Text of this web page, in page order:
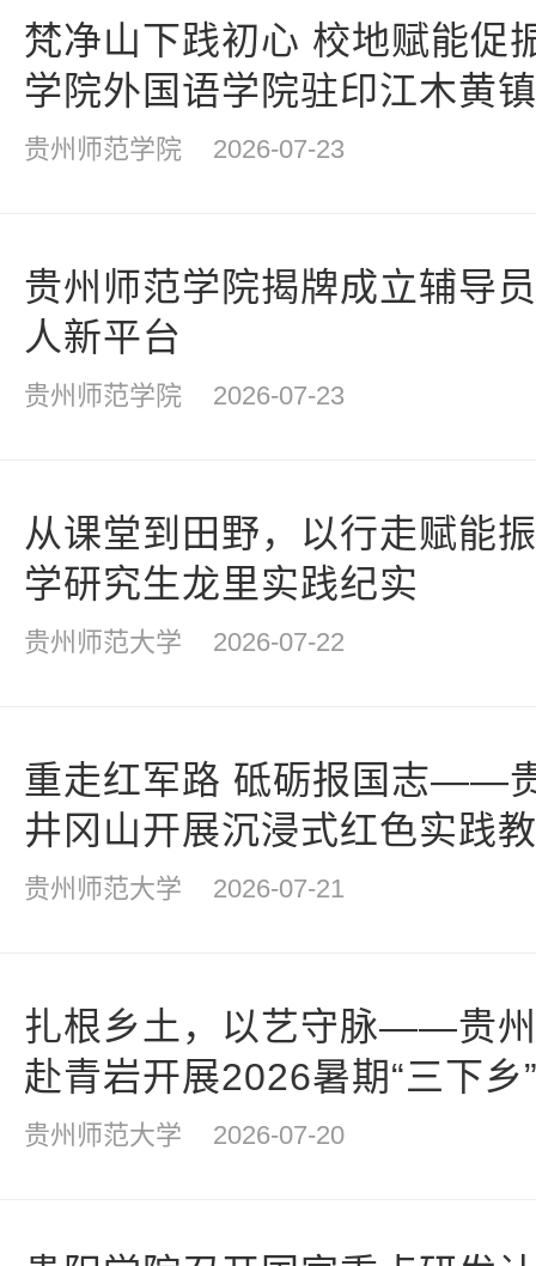
梵净山下践初心 校地赋能
学院外国语学院驻印江木黄
涛
贵州师范学院 2026-07-23
贵州师范学院揭牌成立辅导
人新平台
贵州师范学院 2026-07-23
从课堂到田野，以行走赋能
学研究生龙里实践纪实
贵州师范大学 2026-07-22
重走红军路 砥砺报国志——
井冈山开展沉浸式红色实践
贵州师范大学 2026-07-21
扎根乡土，以艺守脉——贵
赴青岩开展2026暑期“三下
贵州师范大学 2026-07-20